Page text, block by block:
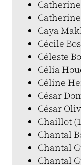
Caya
Cécile
Céleste
Célia
Céline
César
César
Chaillot
Chantal
Chantal
Chantal